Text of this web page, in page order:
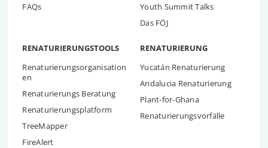
FAQs
Youth Summit Talks
Das FÖJ
RENATURIERUNGSTOOLS
Renaturierungsorganisation
en
Renaturierungs Beratung
Renaturierungsplatform
TreeMapper
FireAlert
RENATURIERUNG
Yucatán Renaturierung
Andalucia Renaturierung
Plant-for-Ghana
Renaturierungsvorfälle